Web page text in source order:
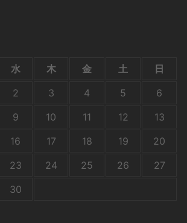
水 木 金 土
日
2 3 4 5
6
9 10 11 12
13
16 17 18 19
20
23 24 25 26
27
30